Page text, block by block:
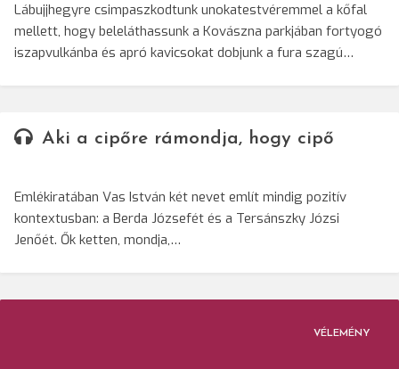
Lábujjhegyre csimpaszkodtunk unokatestvéremmel a kőfal
mellett, hogy beleláthassunk a Kovászna parkjában fortyogó
iszapvulkánba és apró kavicsokat dobjunk a fura szagú…
Aki a cipőre rámondja, hogy cipő
Emlékiratában Vas István két nevet említ mindig pozitív
kontextusban: a Berda Józsefét és a Tersánszky Józsi
Jenőét. Ők ketten, mondja,…
VÉLEMÉNY